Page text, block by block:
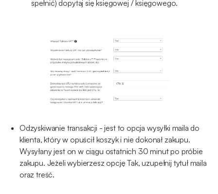
spełnić) dopytaj się księgowej / księgowego.
Odzyskiwanie transakcji - jest to opcja wysyłki maila do
klienta, który w opuścił koszyk i nie dokonał zakupu.
Wysyłany jest on w ciągu ostatnich 30 minut po próbie
zakupu. Jeżeli wybierzesz opcję Tak, uzupełnij tytuł maila
oraz treść.